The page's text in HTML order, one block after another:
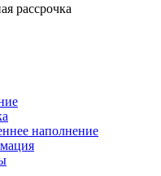
рассрочка
наполнение